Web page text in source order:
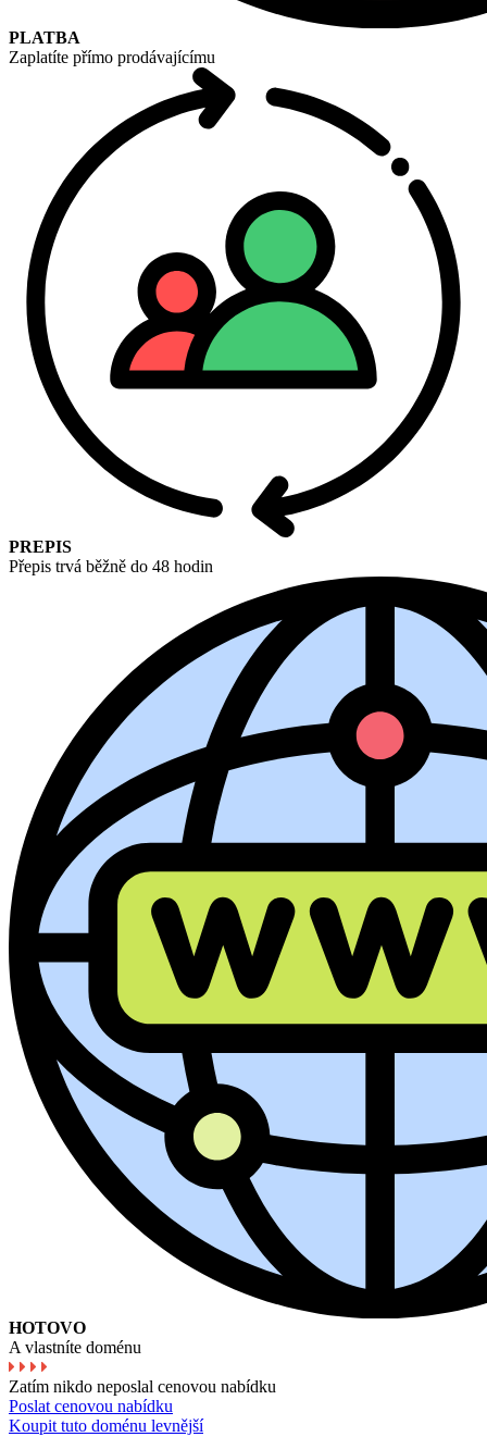
PLATBA
Zaplatíte přímo prodávajícímu
PREPIS
Přepis trvá běžně do 48 hodin
HOTOVO
A vlastníte doménu
Zatím nikdo neposlal cenovou nabídku
Poslat cenovou nabídku
Koupit tuto doménu levnější